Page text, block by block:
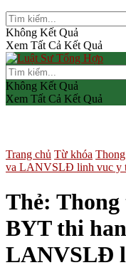
Không Kết Quả
Xem Tất Cả Kết Quả
Không Kết Quả
Xem Tất Cả Kết Quả
Trang chủ Từ khóa
va LANVSLĐ linh vuc y
Thẻ: Thong
BYT thi
LANVSLĐ